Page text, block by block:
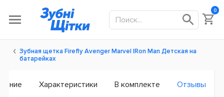
0
Зубная щетка Firefly Avenger Marvel IRon Man Детская на
батарейках
Характеристики В комплекте Отзывы